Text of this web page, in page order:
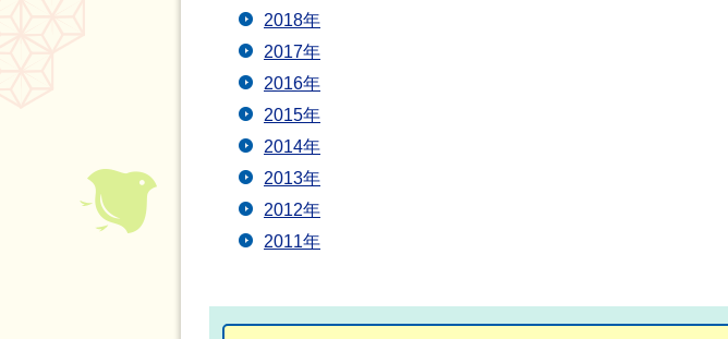
2018年
2017年
2016年
2015年
2014年
2013年
2012年
2011年